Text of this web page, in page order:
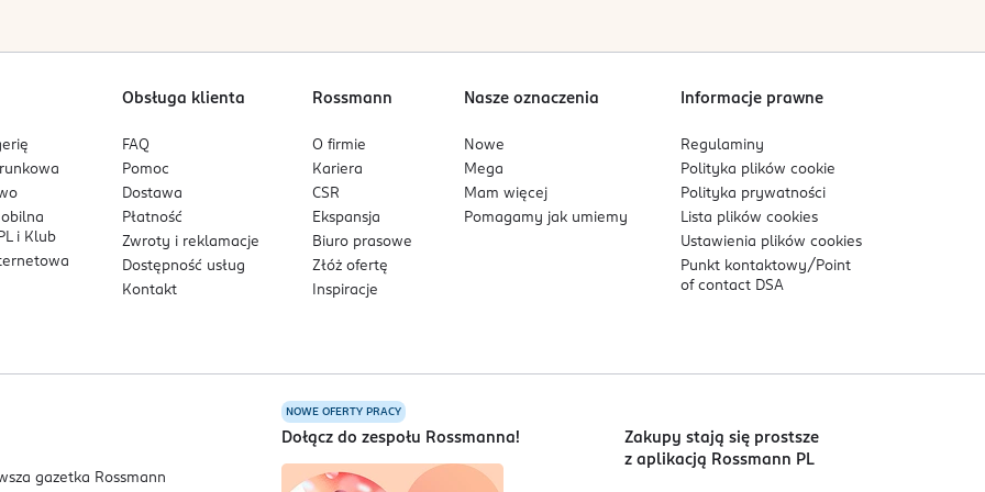
i Klub
Obsługa klienta
FAQ
Pomoc
Dostawa
Płatność
Zwroty i reklamacje
Dostępność usług
Kontakt
Rossmann
O firmie
Kariera
CSR
Ekspansja
Biuro prasowe
Złóż ofertę
Inspiracje
Nasze oznaczenia
Nowe
Mega
Mam więcej
Pomagamy jak umiemy
Informacje prawne
Regulaminy
Polityka plikówcookie
Polityka prywatności
Lista plikówcookies
Ustawienia plikówcookies
Punkt kontaktowy/ Point
of contact DSA
NOWE OFERTY PRACY
Dołącz do zespołu Rossmanna!
Zakupy stają się prostsze
z aplikacją Rossmann PL